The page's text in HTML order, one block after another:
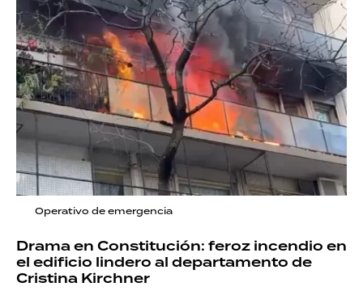
Operativo de emergencia
Drama en Constitución: feroz incendio en
el edificio lindero al departamento de
Cristina Kirchner